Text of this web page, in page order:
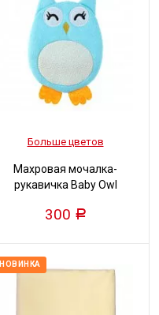
Больше цветов
Махровая мочалка-
рукавичка Baby Owl
300 Р
НОВИНКА